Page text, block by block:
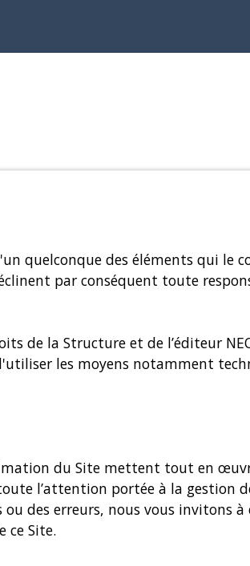
quelconque des éléments qui le
par conséquent toute
de la Structure et de l’éditeur
les moyens notamment
du Site mettent tout en
l’attention portée à la gestion
des erreurs, nous vous invitons
ce Site.